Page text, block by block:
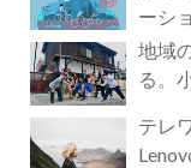
ーシ
地域
る。
テレ